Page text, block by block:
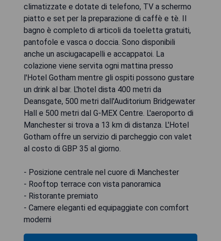
climatizzate e dotate di telefono, TV a schermo
piatto e set per la preparazione di caffè e tè. Il
bagno è completo di articoli da toeletta gratuiti,
pantofole e vasca o doccia. Sono disponibili
anche un asciugacapelli e accappatoi. La
colazione viene servita ogni mattina presso
l'Hotel Gotham mentre gli ospiti possono gustare
un drink al bar. L'hotel dista 400 metri da
Deansgate, 500 metri dall'Auditorium Bridgewater
Hall e 500 metri dal G-MEX Centre. L'aeroporto di
Manchester si trova a 13 km di distanza. L'Hotel
Gotham offre un servizio di parcheggio con valet
al costo di GBP 35 al giorno.
- Posizione centrale nel cuore di Manchester
- Rooftop terrace con vista panoramica
- Ristorante premiato
- Camere eleganti ed equipaggiate con comfort
moderni